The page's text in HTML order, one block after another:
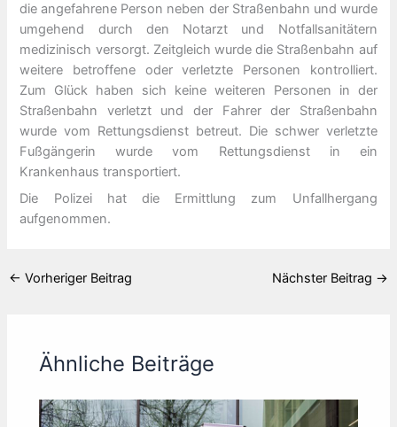
die angefahrene Person neben der Straßenbahn und wurde
umgehend durch den Notarzt und Notfallsanitätern
medizinisch versorgt. Zeitgleich wurde die Straßenbahn auf
weitere betroffene oder verletzte Personen kontrolliert.
Zum Glück haben sich keine weiteren Personen in der
Straßenbahn verletzt und der Fahrer der Straßenbahn
wurde vom Rettungsdienst betreut. Die schwer verletzte
Fußgängerin wurde vom Rettungsdienst in ein
Krankenhaus transportiert.
Die Polizei hat die Ermittlung zum Unfallhergang
aufgenommen.
← Vorheriger Beitrag Nächster Beitrag →
Ähnliche Beiträge